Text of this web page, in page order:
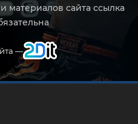
материалов сайта ссылка
—